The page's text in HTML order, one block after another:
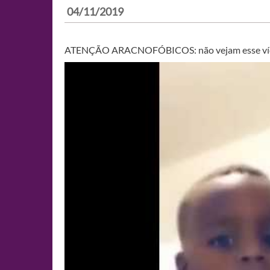
04/11/2019
ATENÇÃO ARACNOFÓBICOS: não vejam esse